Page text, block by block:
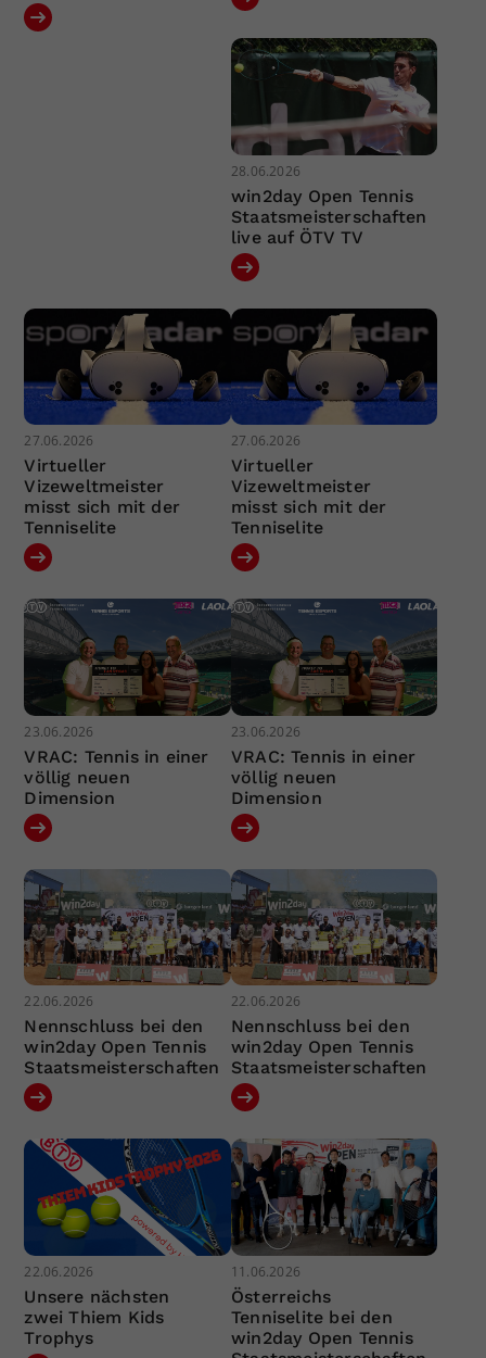
28.06.2026
win2day Open Tennis
Staatsmeisterschaften
live auf ÖTV TV
27.06.2026
Virtueller
Vizeweltmeister
misst sich mit der
Tenniselite
27.06.2026
Virtueller
Vizeweltmeister
misst sich mit der
Tenniselite
23.06.2026
VRAC: Tennis in einer
völlig neuen
Dimension
23.06.2026
VRAC: Tennis in einer
völlig neuen
Dimension
22.06.2026
Nennschluss bei den
win2day Open Tennis
Staatsmeisterschaften
22.06.2026
Nennschluss bei den
win2day Open Tennis
Staatsmeisterschaften
22.06.2026
Unsere nächsten
zwei Thiem Kids
Trophys
11.06.2026
Österreichs
Tenniselite bei den
win2day Open Tennis